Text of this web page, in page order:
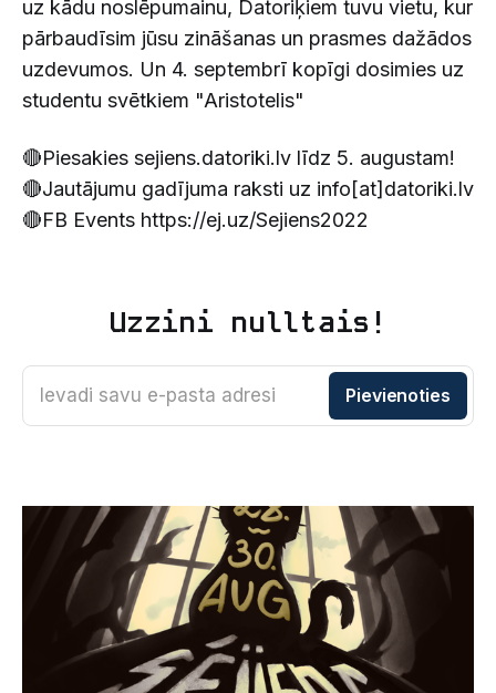
uz kādu noslēpumainu, Datoriķiem tuvu vietu, kur
pārbaudīsim jūsu zināšanas un prasmes dažādos
uzdevumos. Un 4. septembrī kopīgi dosimies uz
studentu svētkiem "Aristotelis"
🔴Piesakies sejiens.datoriki.lv līdz 5. augustam!
🔴Jautājumu gadījuma raksti uz info[at]datoriki.lv
🔴FB Events https://ej.uz/Sejiens2022
Uzzini nulltais!
Ievadi savu e-pasta adresi Pievienoties